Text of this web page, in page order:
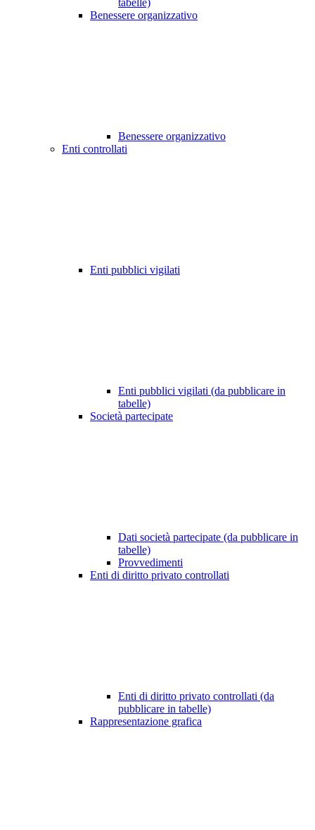
tabelle)
Benessere organizzativo
Benessere organizzativo
Enti controllati
Enti pubblici vigilati
Enti pubblici vigilati (da pubblicare in
tabelle)
Società partecipate
Dati società partecipate (da pubblicare in
tabelle)
Provvedimenti
Enti di diritto privato controllati
Enti di diritto privato controllati (da
pubblicare in tabelle)
Rappresentazione grafica